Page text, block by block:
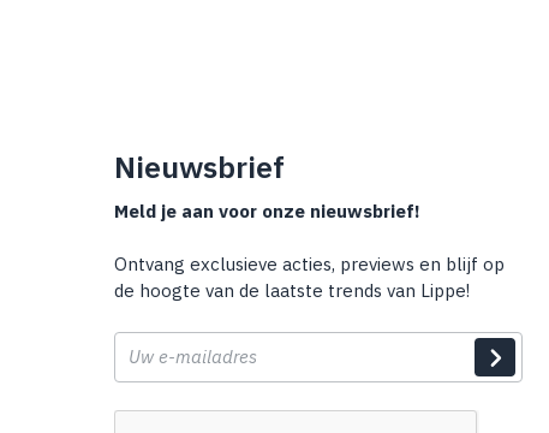
Nieuwsbrief
Meld je aan voor onze nieuwsbrief!
Ontvang exclusieve acties, previews en blijf op
de hoogte van de laatste trends van Lippe!
E-
mail